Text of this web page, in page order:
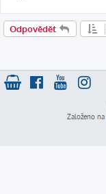
Odpovědět
Založeno na